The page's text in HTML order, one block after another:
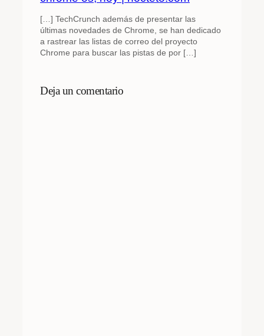
[…] TechCrunch además de presentar las
últimas novedades de Chrome, se han dedicado
a rastrear las listas de correo del proyecto
Chrome para buscar las pistas de por […]
Deja un comentario